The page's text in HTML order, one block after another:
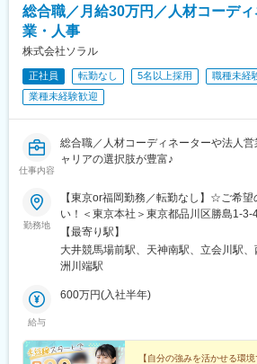
総合職／月給30万円／人材コーデ
業・人事
株式会社ソラル
正社員 転勤なし 5名以上採用
職種未経
業種未経験歓迎
仕事内容
総合職／人材コーディネーターや法人
ャリアの選択肢が豊富♪
勤務地
【東京or福岡勤務／転勤なし】☆ご希
い！＜東京本社＞東京都品川区勝島1-
セス◎「大井競馬場前駅」から徒歩8分
「立会川駅」から徒歩12分＜福岡営業
吉3丁目21-18 GEST25ビル 1003◎アク
9分「渡辺通駅」から徒歩9分「中洲川端
【最寄り駅】
大井競馬場前駅、天神南駅、立会川駅
洲川端駅
給与
600万円(入社半年)
【自分の強みを活かせる環境